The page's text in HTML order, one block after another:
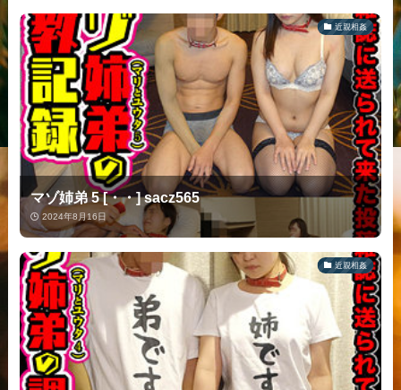
近親相姦
マゾ姉弟 5 [・・] sacz565
2024年8月16日
近親相姦